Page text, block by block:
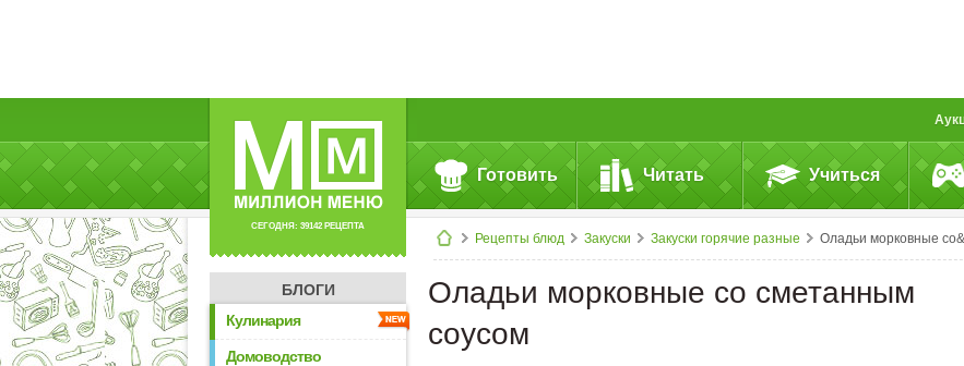
СЕГОДНЯ: 39142 РЕЦЕПТА
Готовить Читать Учиться
Рецепты блюд Закуски Закуски горячие разные Оладьи морковные со&nbsp;сметанным
БЛОГИ
Кулинария
Домоводство
Оладьи морковные со сметанным
соусом